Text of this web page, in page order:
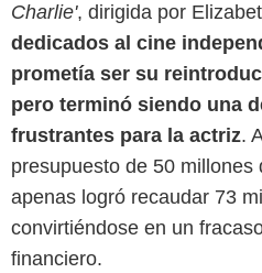
Charlie', dirigida por
dedicados al cine
prometía ser su
pero terminó siendo una
frustrantes para la actriz.
presupuesto de 50 millones
apenas logró recaudar 73
convirtiéndose en un
financiero.